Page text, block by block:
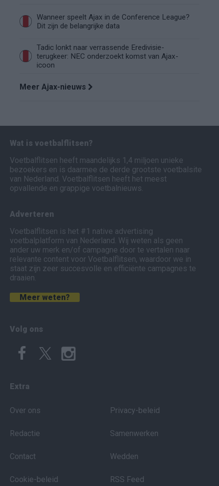
Wanneer speelt Ajax in de Conference League?
Dit zijn de belangrijke data
Tadic lonkt naar verrassende Eredivisie-
terugkeer: NEC onderzoekt komst van Ajax-
icoon
Meer Ajax-nieuws
Wat is voetbalflitsen?
Voetbalflitsen heeft maandelijks 1,4 miljoen unieke
bezoekers en is daarmee de derde grootste voetbalsite
van Nederland. Voetbalflitsen heeft het meest
opvallende en grappige voetbalnieuws.
Adverteren
Voetbalflitsen is het #1 native advertising
voetbalplatform van Nederland. Wij weten als geen
ander uw merk en/of campagne door te vertalen naar
relevante content voor Voetbalflitsen, waardoor we in
staat zijn zeer succesvolle en efficiënte campagnes te
draaien.
Meer weten?
Volg ons
Extra
Over ons
Redactie
Contact
Cookie-beleid
Privacy-beleid
Samenwerken
Wedden
RSS Feed